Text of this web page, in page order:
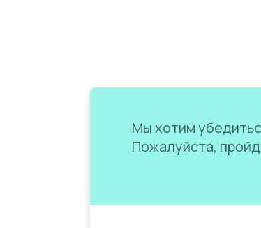
Мы хотим
Пожалуйста,